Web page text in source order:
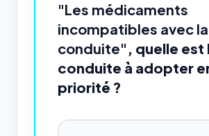
"Les médicaments
incompatibles avec la
conduite" , quelle est
conduite à adopter
priorité ?